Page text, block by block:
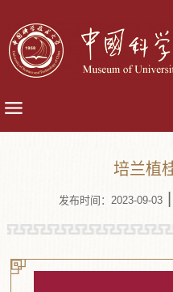
培兰植
发布时间：2023-09-03|